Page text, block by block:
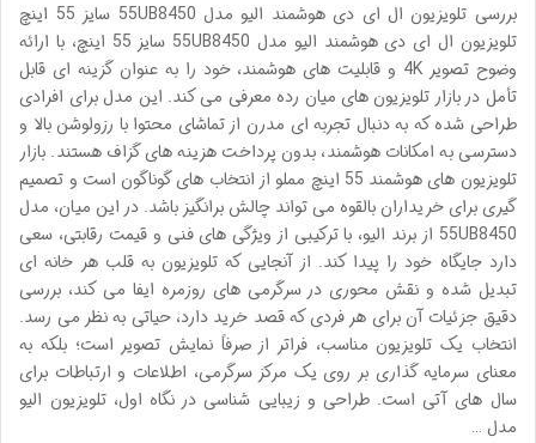
بررسی تلویزیون ال ای دی هوشمند الیو مدل 55UB8450 سایز 55 اینچ
تلویزیون ال ای دی هوشمند الیو مدل 55UB8450 سایز 55 اینچ، با ارائه
وضوح تصویر 4K و قابلیت های هوشمند، خود را به عنوان گزینه ای قابل
تأمل در بازار تلویزیون های میان رده معرفی می کند. این مدل برای افرادی
طراحی شده که به دنبال تجربه ای مدرن از تماشای محتوا با رزولوشن بالا و
دسترسی به امکانات هوشمند، بدون پرداخت هزینه های گزاف هستند. بازار
تلویزیون های هوشمند 55 اینچ مملو از انتخاب های گوناگون است و تصمیم
گیری برای خریداران بالقوه می تواند چالش برانگیز باشد. در این میان، مدل
55UB8450 از برند الیو، با ترکیبی از ویژگی های فنی و قیمت رقابتی، سعی
دارد جایگاه خود را پیدا کند. از آنجایی که تلویزیون به قلب هر خانه ای
تبدیل شده و نقش محوری در سرگرمی های روزمره ایفا می کند، بررسی
دقیق جزئیات آن برای هر فردی که قصد خرید دارد، حیاتی به نظر می رسد.
انتخاب یک تلویزیون مناسب، فراتر از صرفاً نمایش تصویر است؛ بلکه به
معنای سرمایه گذاری بر روی یک مرکز سرگرمی، اطلاعات و ارتباطات برای
سال های آتی است. طراحی و زیبایی شناسی در نگاه اول، تلویزیون الیو
مدل …